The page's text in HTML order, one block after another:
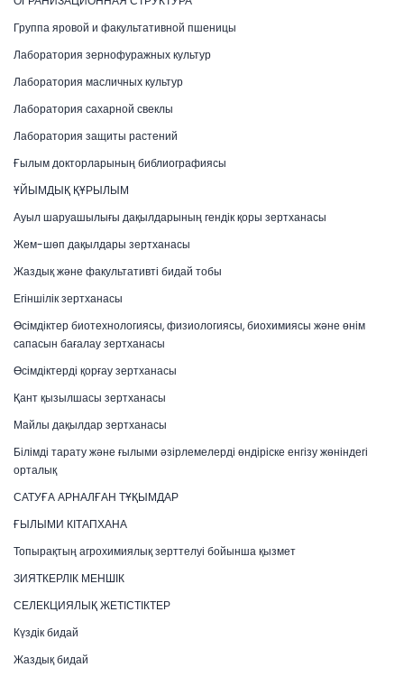
Группа яровой и факультативной пшеницы
Лаборатория зернофуражных культур
Лаборатория масличных культур
Лаборатория сахарной свеклы
Лаборатория защиты растений
Ғылым докторларының библиографиясы
ҰЙЫМДЫҚ ҚҰРЫЛЫМ
Ауыл шаруашылығы дақылдарының гендік қоры зертханасы
Жем-шөп дақылдары зертханасы
Жаздық және факультативті бидай тобы
Егіншілік зертханасы
Өсімдіктер биотехнологиясы, физиологиясы, биохимиясы және өнім
сапасын бағалау зертханасы
Өсімдіктерді қорғау зертханасы
Қант қызылшасы зертханасы
Майлы дақылдар зертханасы
Білімді тарату және ғылыми әзірлемелерді өндіріске енгізу жөніндегі
орталық
САТУҒА АРНАЛҒАН ТҰҚЫМДАР
ҒЫЛЫМИ КІТАПХАНА
Топырақтың агрохимиялық зерттелуі бойынша қызмет
ЗИЯТКЕРЛІК МЕНШІК
СЕЛЕКЦИЯЛЫҚ ЖЕТІСТІКТЕР
Күздік бидай
Жаздық бидай